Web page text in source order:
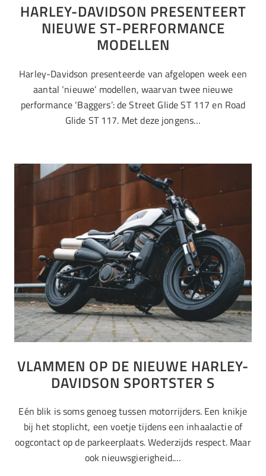
HARLEY-DAVIDSON PRESENTEERT
NIEUWE ST-PERFORMANCE
MODELLEN
Harley-Davidson presenteerde van afgelopen week een
aantal ‘nieuwe’ modellen, waarvan twee nieuwe
performance ‘Baggers’: de Street Glide ST 117 en Road
Glide ST 117. Met deze jongens…
VLAMMEN OP DE NIEUWE HARLEY-
DAVIDSON SPORTSTER S
Eén blik is soms genoeg tussen motorrijders. Een knikje
bij het stoplicht, een voetje tijdens een inhaalactie of
oogcontact op de parkeerplaats. Wederzijds respect. Maar
ook nieuwsgierigheid.…